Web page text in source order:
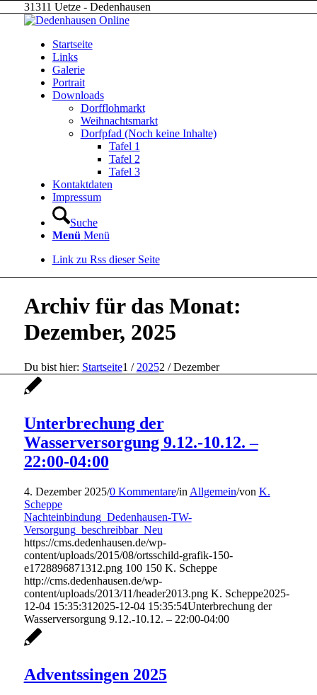
31311 Uetze - Dedenhausen
Startseite
Links
Galerie
Portrait
Downloads
Dorfflohmarkt
Weihnachtsmarkt
Dorfpfad (Noch keine Inhalte)
Tafel 1
Tafel 2
Tafel 3
Kontaktdaten
Impressum
Suche
Menü Menü
Link zu Rss dieser Seite
Archiv für das Monat:
Dezember, 2025
Du bist hier: Startseite1 / 20252 / Dezember
Unterbrechung der
Wasserversorgung 9.12.-10.12. –
22:00-04:00
4. Dezember 2025/0 Kommentare/in Allgemein/von K.
Scheppe
Nachteinbindung_Dedenhausen-TW-
Versorgung_beschreibbar_Neu
https://cms.dedenhausen.de/wp-
content/uploads/2015/08/ortsschild-grafik-150-
e1728896871312.png 100 150 K. Scheppe
http://cms.dedenhausen.de/wp-
content/uploads/2013/11/header2013.png K. Scheppe2025-
12-04 15:35:31 2025-12-04 15:35:54Unterbrechung der
Wasserversorgung 9.12.-10.12. – 22:00-04:00
Adventssingen 2025